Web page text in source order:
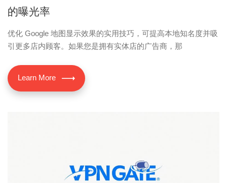
的曝光率
优化 Google 地图显示效果的实用技巧，可提高本地知名度并吸
引更多店内顾客。如果您是拥有实体店的广告商，那
Learn More